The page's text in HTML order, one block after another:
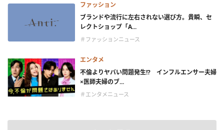
ファッション
ブランドや流行に左右されない選び方。貴瞬、セ
レクトショップ「A...
＃ファッションニュース
エンタメ
不倫よりヤバい問題発生!? インフルエンサー夫婦
×医師夫婦のブ...
＃エンタメニュース